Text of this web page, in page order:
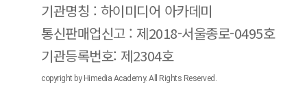
기관명칭 : 하이미디어 아카데미
통신판매업신고 : 제2018-서울종로-0495호
기관등록번호: 제2304호
copyright by Himedia Academy. All Rights Reserved.